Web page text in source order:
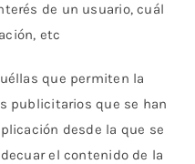
de un usuario, cuál
etc
que permiten la
publicitarios que se han
desde la que se
el contenido de la